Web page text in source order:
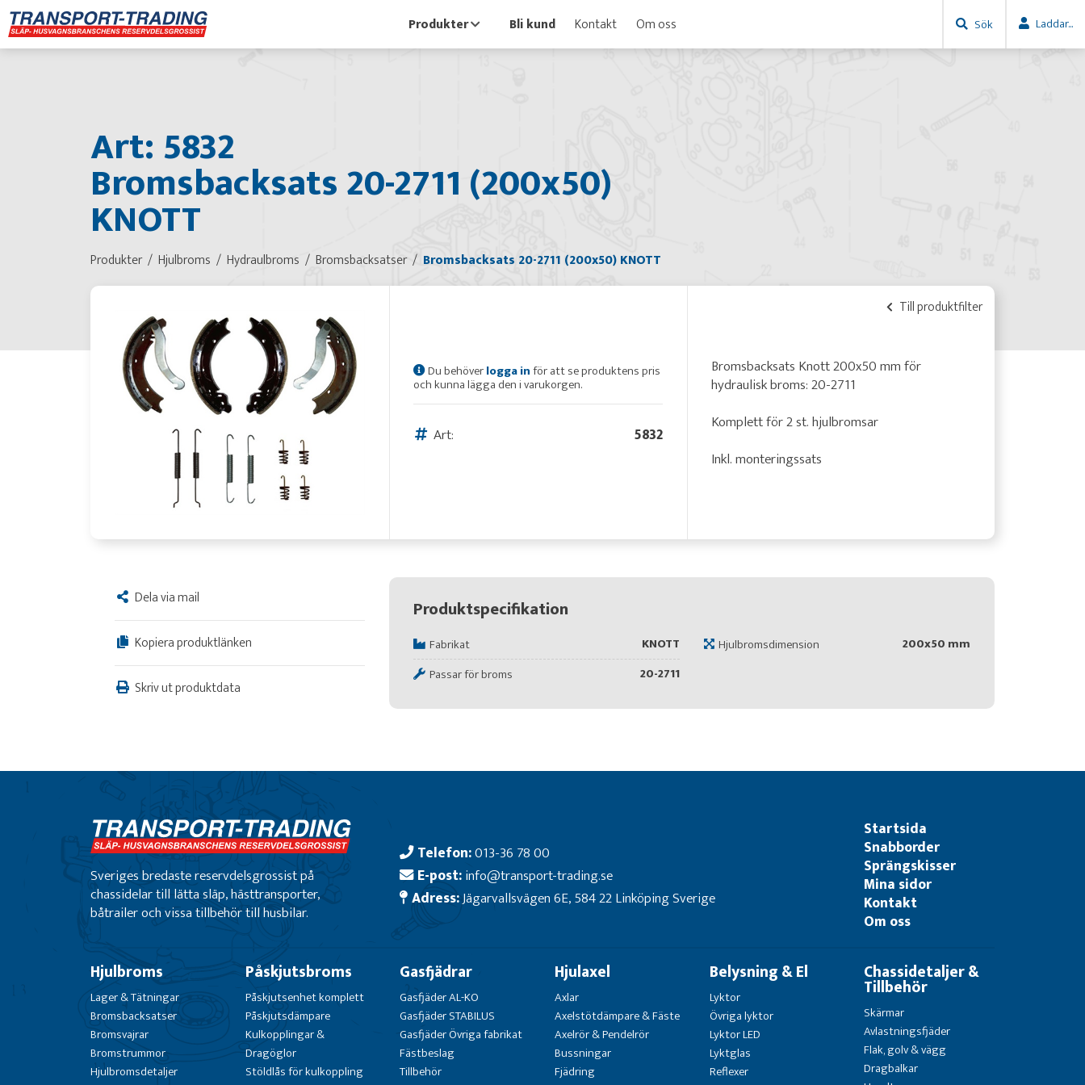
Produkter Bli kund Kontakt Om oss Sök Laddar...
Art: 5832
Bromsbacksats 20-2711 (200x50)
KNOTT
Produkter Hjulbroms Hydraulbroms Bromsbacksatser Bromsbacksats 20-2711 (200x50) KNOTT
Till produktfilter
Du behöverlogga inför att se produktens pris
och kunna lägga den i varukorgen.
Art: 5832
Bromsbacksats Knott 200x50 mm för
hydraulisk broms: 20-2711
Komplett för 2 st. hjulbromsar
Inkl. monteringssats
Dela via mail
Kopiera produktlänken
Skriv ut produktdata
Produktspecifikation
Fabrikat KNOTT Hjulbromsdimension
200x50 mm
Passar för broms
20-2711
Sveriges bredaste reservdelsgrossist på
chassidelar till lätta släp, hästtransporter,
båtrailer och vissa tillbehör till husbilar.
Telefon:013-36 78 00
E-post:info@transport-trading.se
Adress:Jägarvallsvägen 6E, 584 22 Linköping Sverige
Startsida
Snabborder
Sprängskisser
Mina sidor
Kontakt
Om oss
Hjulbroms
Lager & Tätningar
Bromsbacksatser
Bromsvajrar
Bromstrummor
Hjulbromsdetaljer
Påskjutsbroms
Påskjutsenhet komplett
Påskjutsdämpare
Kulkopplingar &
Dragöglor
Stöldlås för kulkoppling
Gasfjädrar
Gasfjäder AL-KO
Gasfjäder STABILUS
Gasfjäder Övriga fabrikat
Fästbeslag
Tillbehör
Hjulaxel
Axlar
Axelstötdämpare & Fäste
Axelrör & Pendelrör
Bussningar
Fjädring
Belysning & El
Lyktor
Övriga lyktor
Lyktor LED
Lyktglas
Reflexer
Chassidetaljer &
Tillbehör
Skärmar
Avlastningsfjäder
Flak, golv & vägg
Dragbalkar